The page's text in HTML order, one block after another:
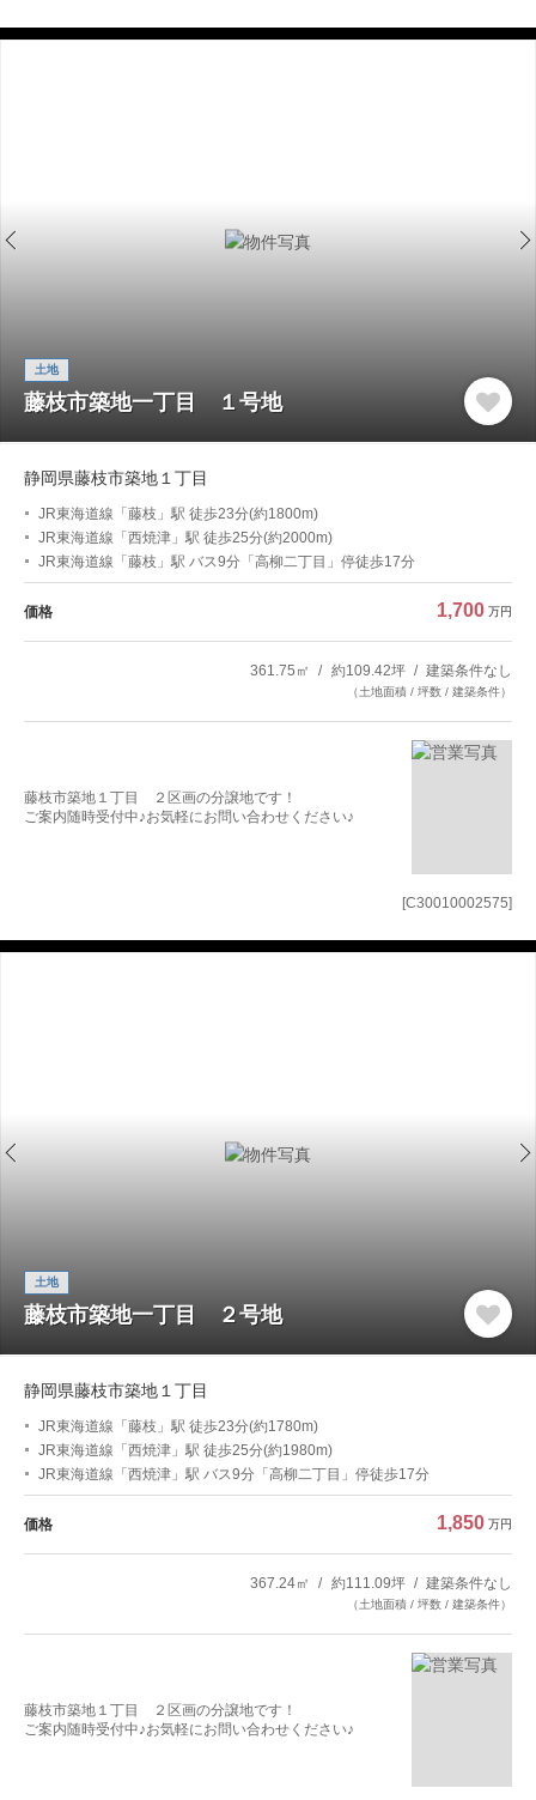
[C30010002575]
土地
藤枝市築地一丁目 １号地
静岡県藤枝市築地１丁目
JR東海道線「藤枝」駅 徒歩23分(約1800m)
JR東海道線「西焼津」駅 徒歩25分(約2000m)
JR東海道線「藤枝」駅 バス9分「高柳二丁目」停徒歩17分
価格 1,700 万円
361.75㎡ 約109.42坪 建築条件なし
（土地面積 / 坪数 / 建築条件）
藤枝市築地１丁目 ２区画の分譲地です！
ご案内随時受付中♪お気軽にお問い合わせください♪
土地
藤枝市築地一丁目 ２号地
静岡県藤枝市築地１丁目
JR東海道線「藤枝」駅 徒歩23分(約1780m)
JR東海道線「西焼津」駅 徒歩25分(約1980m)
JR東海道線「西焼津」駅 バス9分「高柳二丁目」停徒歩17分
価格 1,850 万円
367.24㎡ 約111.09坪 建築条件なし
（土地面積 / 坪数 / 建築条件）
藤枝市築地１丁目 ２区画の分譲地です！
ご案内随時受付中♪お気軽にお問い合わせください♪